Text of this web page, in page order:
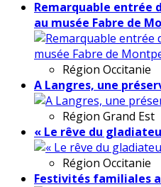
Remarquable entrée
au musée Fabre de
Région Occitanie
A Langres, une
Région Grand Est
« Le rêve du
Région Occitanie
Festivités familiales